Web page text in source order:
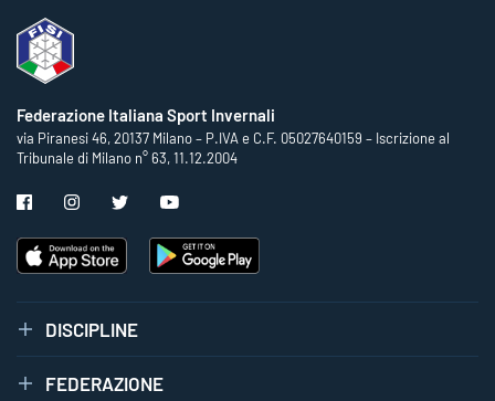
Federazione Italiana Sport Invernali
via Piranesi 46, 20137 Milano – P.IVA e C.F. 05027640159 – Iscrizione al
Tribunale di Milano n° 63, 11.12.2004
DISCIPLINE
FEDERAZIONE